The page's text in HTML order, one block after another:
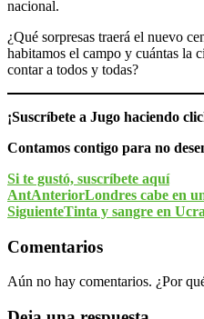
nacional.
¿Qué sorpresas traerá el nuevo
habitamos el campo y cuántas la
contar a todos y todas?
¡Suscríbete a Jugo haciendo
Contamos contigo para no
Si te gustó, suscríbete aquí
AntAnteriorLondres cabe en
SiguienteTinta y sangre en
Comentarios
Aún no hay comentarios. ¿Por